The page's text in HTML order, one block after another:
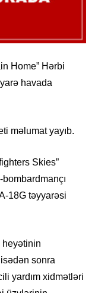
Home” Hərbi
havada
məlumat yayıb.
Skies”
bombardmançı
18G təyyarəsi
heyətinin
sonra
yardım xidmətləri